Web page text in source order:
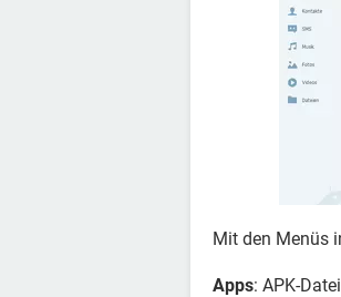
Mit den Menüs
Apps: APK-